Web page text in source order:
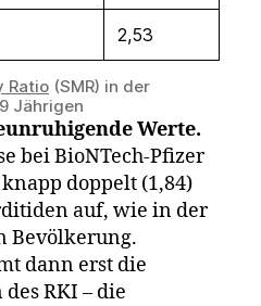
2,53
Ratio (SMR) in der
Jährigen
Werte.
bei BioNTech-Pfizer
doppelt (1,84)
auf, wie in der
Bevölkerung.
dann erst die
RKI – die